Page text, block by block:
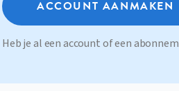
ACCOUNT AANMAKEN
Heb je al een account of een